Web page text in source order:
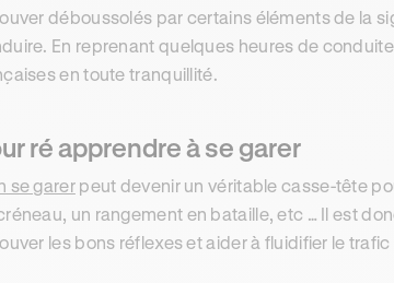
déboussolés par certains éléments de la
En reprenant quelques heures de
en toute tranquillité.
ré apprendre à se garer
se garerpeut devenir un véritable casse-tête
un rangement en bataille, etc … Il est
les bons réflexes et aider à fluidifier le trafic